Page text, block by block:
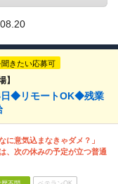
聞きたい応募可
】
◆リモートOK◆残業
に意気込まなきゃダメ？」
、次の休みの予定が立つ普通